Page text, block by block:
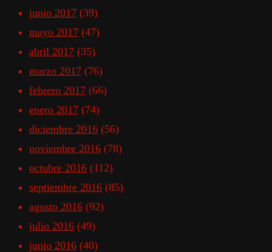
junio 2017 (39)
mayo 2017 (47)
abril 2017 (35)
marzo 2017 (76)
febrero 2017 (66)
enero 2017 (74)
diciembre 2016 (56)
noviembre 2016 (78)
octubre 2016 (112)
septiembre 2016 (85)
agosto 2016 (92)
julio 2016 (49)
junio 2016 (40)